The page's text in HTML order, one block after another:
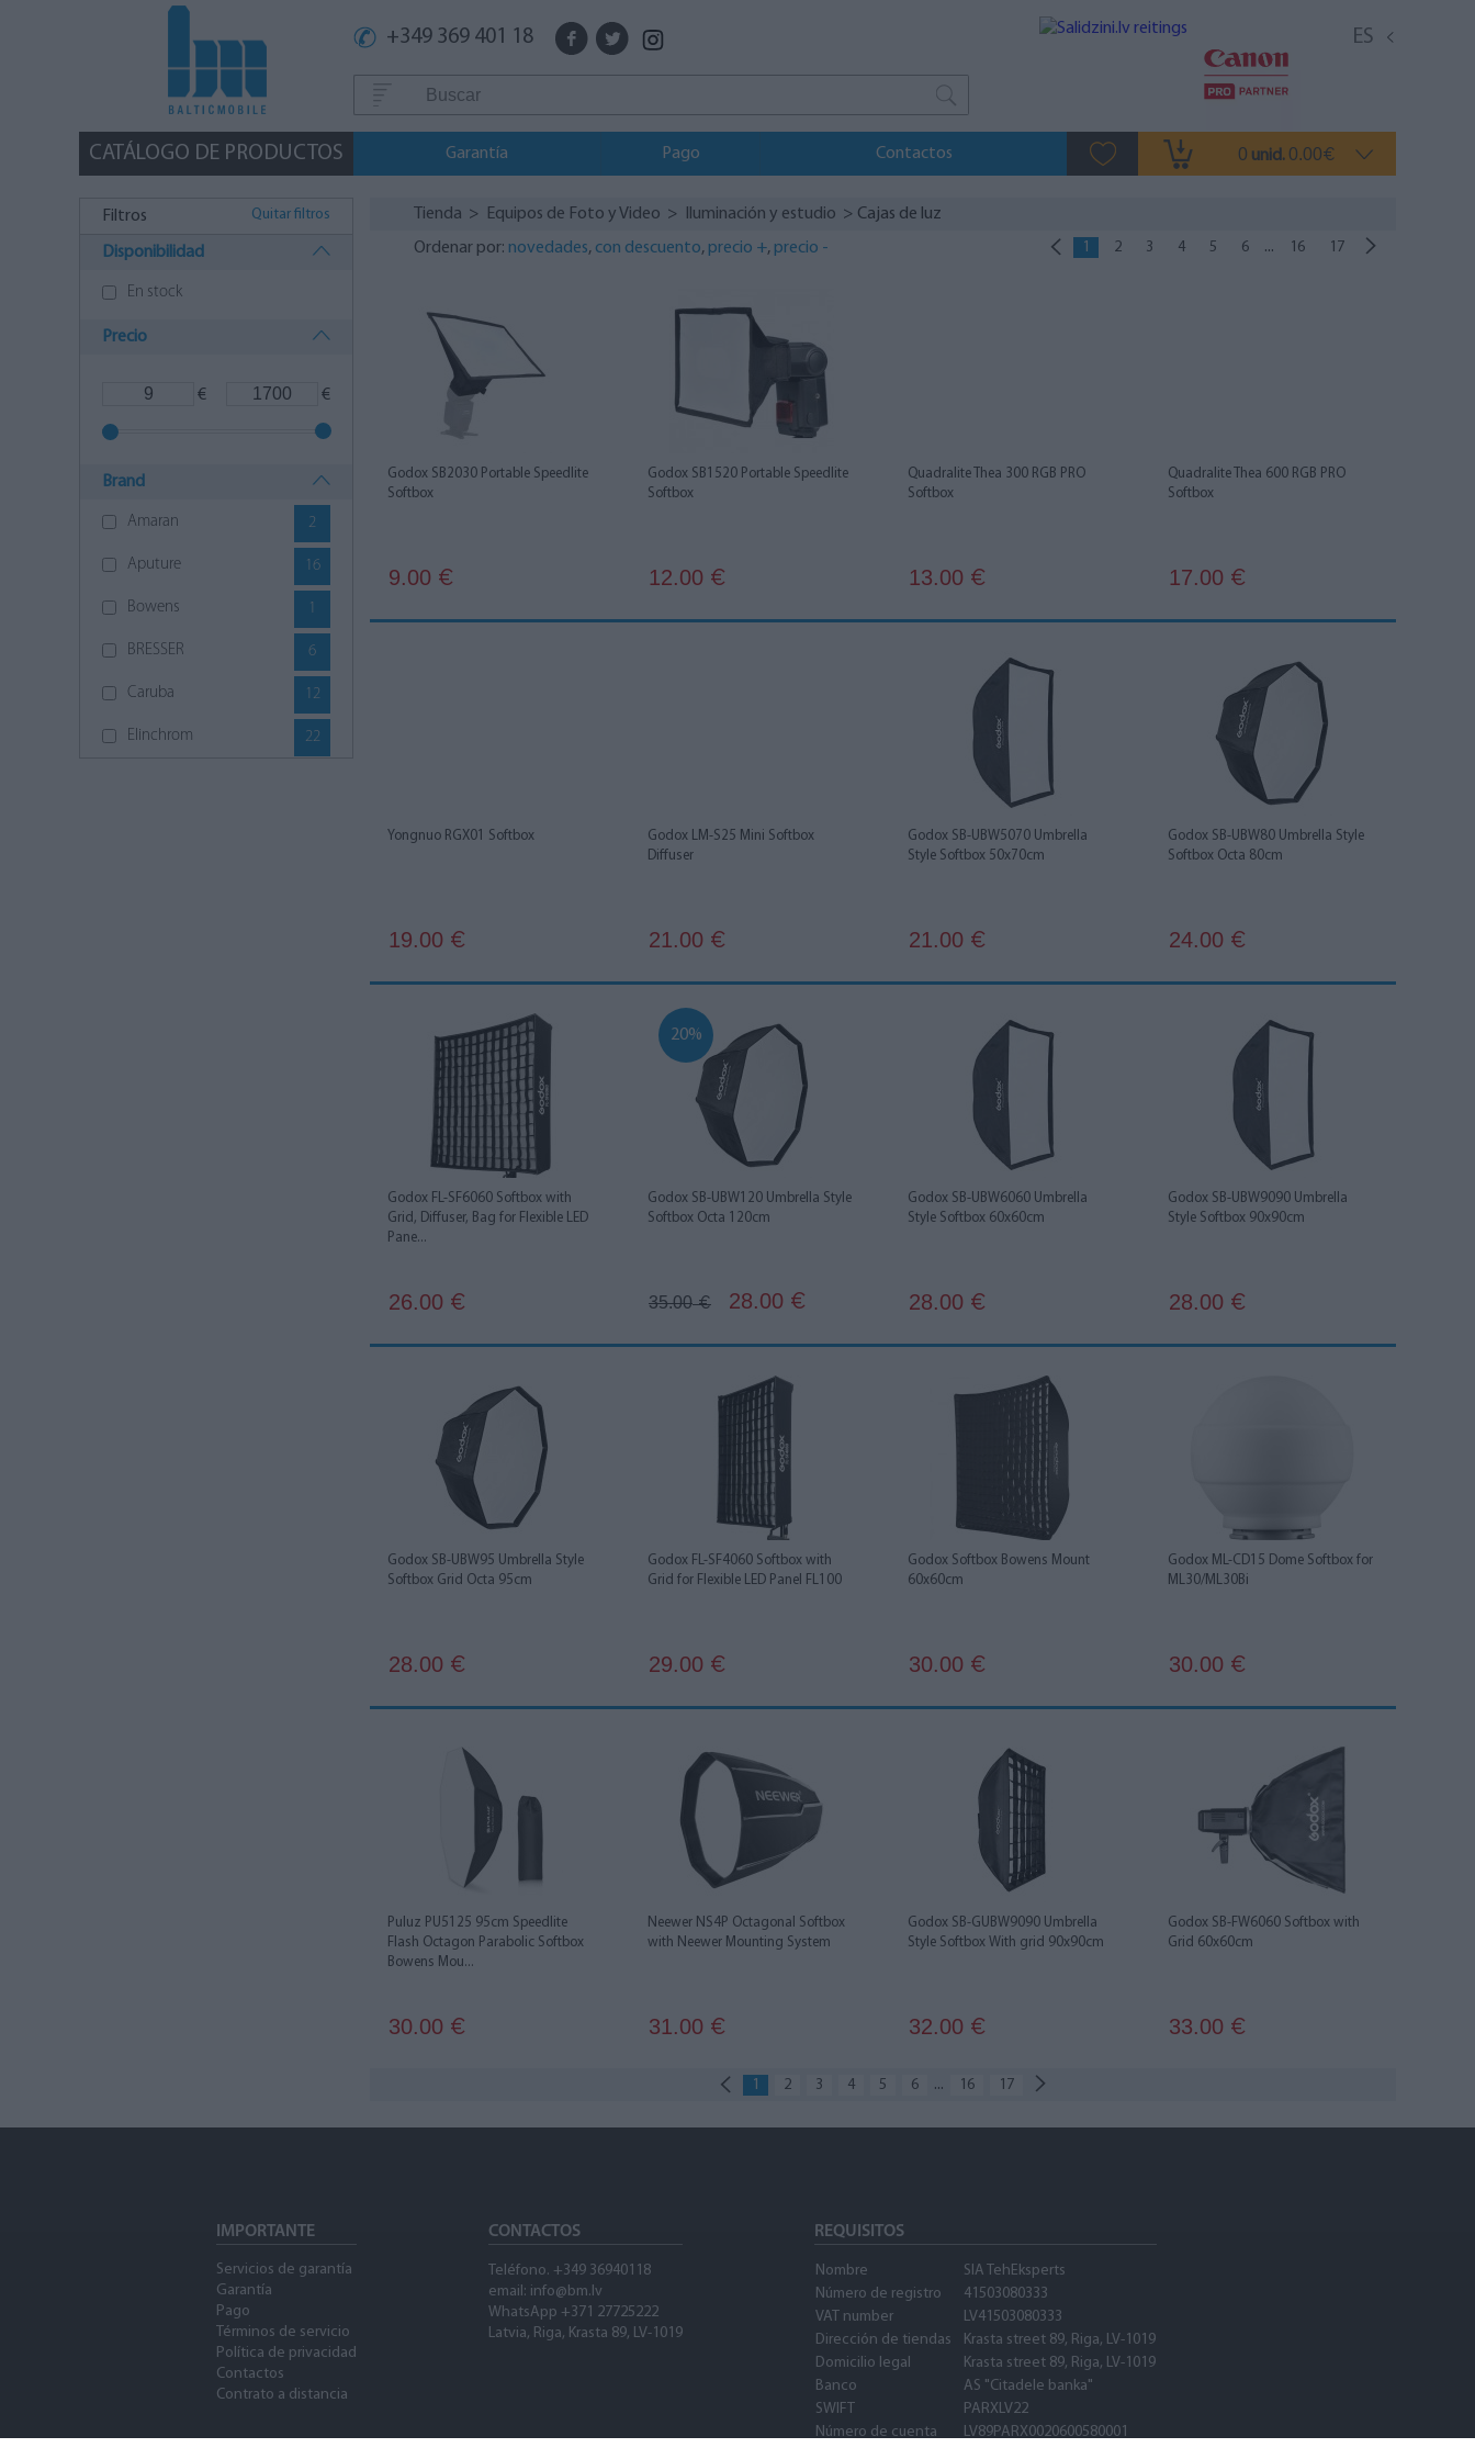
+349 369 401 18 ES
CATÁLOGO DE PRODUCTOS Garantía Pago Contactos 0 unid. 0.00€
Filtros Quitar filtros
Disponibilidad
En stock
Precio
€ €
Brand
Amaran 2
Aputure 16
Bowens 1
BRESSER 6
Caruba 12
Elinchrom 22
Tienda > Equipos de Foto y Video > Iluminación y estudio > Cajas de luz
1 2 3 4 5 6 ... 16 17
Ordenar por: novedades, con descuento, precio +, precio -
Godox SB2030 Portable Speedlite
Softbox
9.00 €
Godox SB1520 Portable Speedlite
Softbox
12.00 €
Quadralite Thea 300 RGB PRO
Softbox
13.00 €
Quadralite Thea 600 RGB PRO
Softbox
17.00 €
Yongnuo RGX01 Softbox
19.00 €
Godox LM-S25 Mini Softbox
Diffuser
21.00 €
Godox SB-UBW5070 Umbrella
Style Softbox 50x70cm
21.00 €
Godox SB-UBW80 Umbrella Style
Softbox Octa 80cm
24.00 €
Godox FL-SF6060 Softbox with
Grid, Diffuser, Bag for Flexible LED
Pane...
26.00 €
Godox SB-UBW120 Umbrella Style
Softbox Octa 120cm
20%
35.00€ 28.00 €
Godox SB-UBW6060 Umbrella
Style Softbox 60x60cm
28.00 €
Godox SB-UBW9090 Umbrella
Style Softbox 90x90cm
28.00 €
Godox SB-UBW95 Umbrella Style
Softbox Grid Octa 95cm
28.00 €
Godox FL-SF4060 Softbox with
Grid for Flexible LED Panel FL100
29.00 €
Godox Softbox Bowens Mount
60x60cm
30.00 €
Godox ML-CD15 Dome Softbox for
ML30/ML30Bi
30.00 €
Puluz PU5125 95cm Speedlite
Flash Octagon Parabolic Softbox
Bowens Mou...
30.00 €
Neewer NS4P Octagonal Softbox
with Neewer Mounting System
31.00 €
Godox SB-GUBW9090 Umbrella
Style Softbox With grid 90x90cm
32.00 €
Godox SB-FW6060 Softbox with
Grid 60x60cm
33.00 €
1 2 3 4 5 6 ... 16 17
IMPORTANTE
Servicios de garantía
Garantía
Pago
Términos de servicio
Política de privacidad
Contactos
Contrato a distancia
CONTACTOS
Teléfono. +349 36940118
email: info@bm.lv
WhatsApp +371 27725222
Latvia, Riga, Krasta 89, LV-1019
REQUISITOS
Nombre
SIA TehEksperts
Número de registro
41503080333
VAT number
LV41503080333
Dirección de tiendas
Krasta street 89, Riga, LV-1019
Domicilio legal
Krasta street 89, Riga, LV-1019
Banco
AS "Citadele banka"
SWIFT
PARXLV22
Número de cuenta
LV89PARX0020600580001